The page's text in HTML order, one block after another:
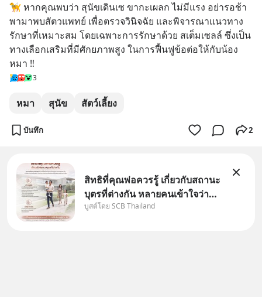
🦮 หากคุณพบว่า สุนัขเดินเซ ขากะเผลก ไม่มีแรง อย่ารอช้า
พามาพบสัตวแพทย์ เพื่อตรวจวินิจฉัย และพิจารณาแนวทาง
รักษาที่เหมาะสม โดยเฉพาะการรักษาด้วย สเต็มเซลล์ ซึ่งเป็น
ทางเลือกเสริมที่มีศักยภาพสูง ในการฟื้นฟูข้อต่อให้กับน้อง
หมา ‼️
3
หมา สุนัข สัตว์เลี้ยง
บันทึก 2
สิทธิที่คุณพ่อควรรู้ เกี่ยวกับสถานะ
บุตรที่ต่างกัน หลายคนเข้าใจว่า
"เมื่อเป็นลูกของพ่อและแม่ ก็ย่อม
บูสต์โดย SCB Thailand